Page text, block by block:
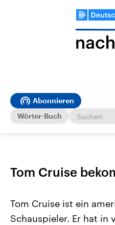
Abonnieren
Wörter-Buch
Tom Cruise
Tom Cruise ist ein
Schauspieler. Er hat in